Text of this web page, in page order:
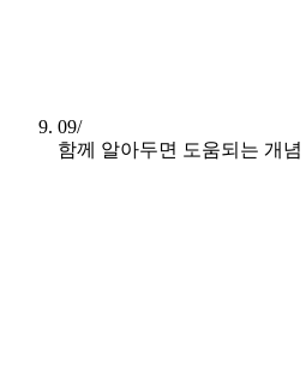
09/
함께 알아두면 도움되는 개념